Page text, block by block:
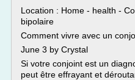
Location : Home - health -
bipolaire
Comment vivre avec un
June 3 by Crystal
Si votre conjoint est un
peut être effrayant et